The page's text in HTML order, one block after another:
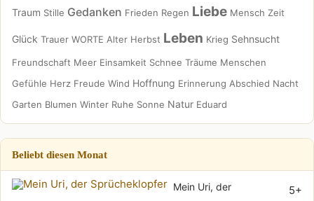
Traum Stille Gedanken Frieden Regen Liebe Mensch Zeit
Glück Trauer WORTE Alter Herbst Leben Krieg Sehnsucht
Freundschaft Meer Einsamkeit Schnee Träume Menschen
Gefühle Herz Freude Wind Hoffnung Erinnerung Abschied Nacht
Garten Blumen Winter Ruhe Sonne Natur Eduard
Beliebt diesen Monat
5+
Mein Uri, der